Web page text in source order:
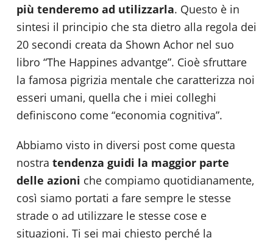
più tenderemo ad utilizzarla. Questo è in
sintesi il principio che sta dietro alla regola dei
20 secondi creata da Shown Achor nel suo
libro “The Happines advantge”. Cioè sfruttare
la famosa pigrizia mentale che caratterizza noi
esseri umani, quella che i miei colleghi
definiscono come “economia cognitiva”.
Abbiamo visto in diversi post come questa
nostra tendenza guidi la maggior parte
delle azioni che compiamo quotidianamente,
così siamo portati a fare sempre le stesse
strade o ad utilizzare le stesse cose e
situazioni. Ti sei mai chiesto perché la